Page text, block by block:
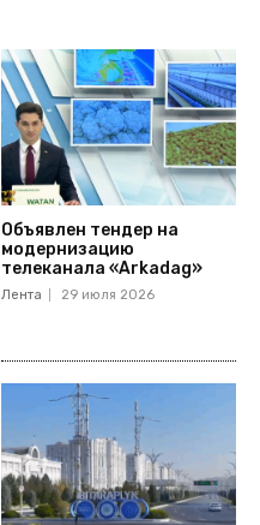
Объявлен тендер на
модернизацию
телеканала «Arkadag»
Лента 29 июля 2026